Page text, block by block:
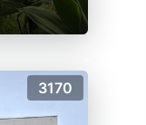
3170